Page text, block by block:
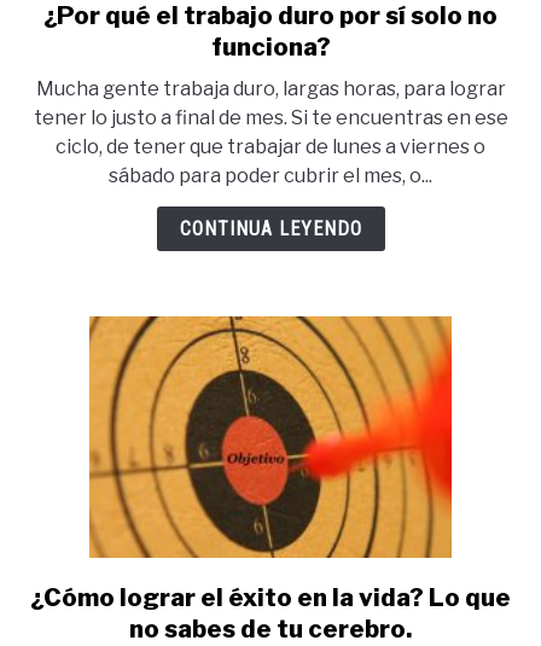
link
to
qué
el
trabajo
duro
por
funciona?
¿Por qué el trabajo duro por sí solo no
funciona?
Mucha gente trabaja duro, largas horas, para lograr
tener lo justo a final de mes. Si te encuentras en ese
ciclo, de tener que trabajar de lunes a viernes o
sábado para poder cubrir el mes, o...
CONTINUA LEYENDO
link
to
¿Cómo lograr el éxito en la vida? Lo que
no sabes de tu cerebro.